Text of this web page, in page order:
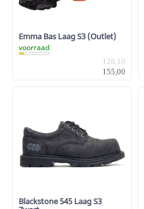
Emma Bas Laag S3 (Outlet)
voorraad
128,10
155,00
Blackstone 545 Laag S3